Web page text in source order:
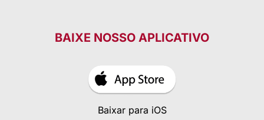
BAIXE NOSSO APLICATIVO
Baixar para iOS